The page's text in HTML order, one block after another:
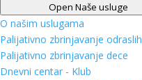
Open Naše usluge
O našim uslugama
Palijativno zbrinjavanje odraslih
Palijativno zbrinjavanje dece
Dnevni centar - Klub